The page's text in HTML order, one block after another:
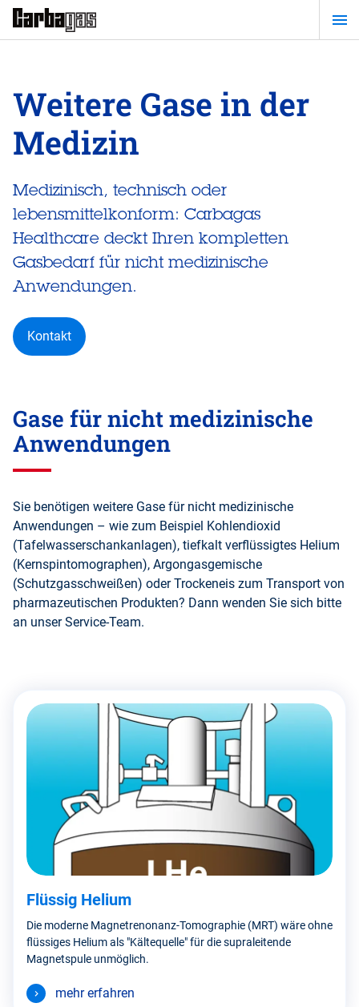
Zum
Hauptinhalt
Weitere Gase in der
Medizin
Medizinisch, technisch oder
lebensmittelkonform: Carbagas
Healthcare deckt Ihren kompletten
Gasbedarf für nicht medizinische
Anwendungen.
Kontakt
Gase für nicht medizinische
Anwendungen
Sie benötigen weitere Gase für nicht medizinische
Anwendungen – wie zum Beispiel Kohlendioxid
(Tafelwasserschankanlagen), tiefkalt verflüssigtes Helium
(Kernspintomographen), Argongasgemische
(Schutzgasschweißen) oder Trockeneis zum Transport von
pharmazeutischen Produkten? Dann wenden Sie sich bitte
an unser Service-Team.
Flüssig Helium
Die moderne Magnetrenonanz-Tomographie (MRT) wäre ohne
flüssiges Helium als "Kältequelle" für die supraleitende
Magnetspule unmöglich.
mehr erfahren